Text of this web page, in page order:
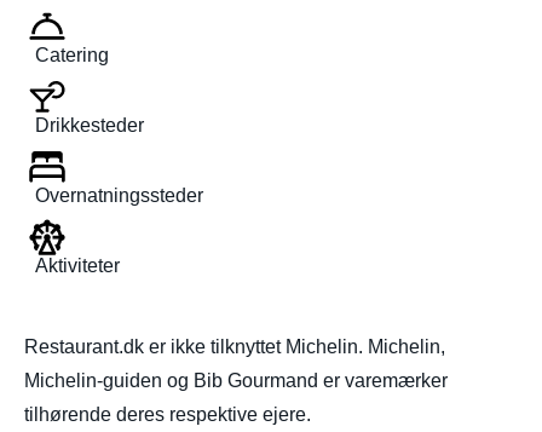
Catering
Drikkesteder
Overnatningssteder
Aktiviteter
Restaurant.dk er ikke tilknyttet Michelin. Michelin,
Michelin-guiden og Bib Gourmand er varemærker
tilhørende deres respektive ejere.